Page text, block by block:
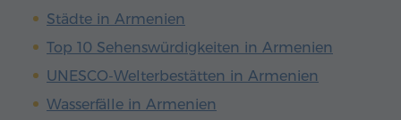
Städte in Armenien
Top 10 Sehenswürdigkeiten in Armenien
UNESCO-Welterbestätten in Armenien
Wasserfälle in Armenien